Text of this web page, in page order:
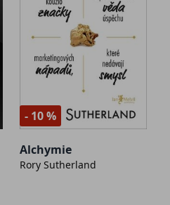
- 10 %
Alchymie
Rory Sutherland